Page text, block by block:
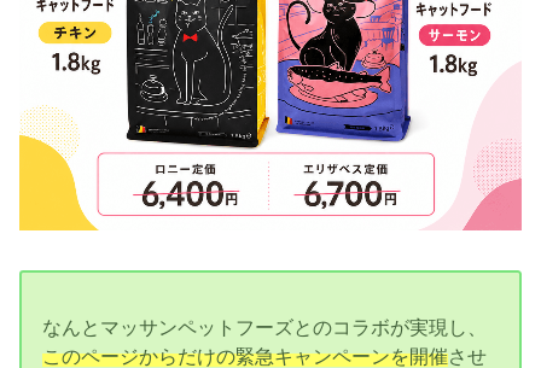
なんとマッサンペットフーズとのコラボが実現し、
このページからだけの緊急キャンペーンを開催させ